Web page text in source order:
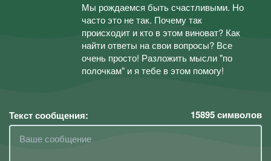
Мы рождаемся быть счастливыми. Но
часто это не так. Почему так
происходит и кто в этом виноват? Как
найти ответы на свои вопросы? Все
очень просто! Разложить мысли "по
полочкам" и я тебе в этом помогу!
Текст сообщения: 15895символов